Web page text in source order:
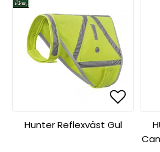
Lägg
Hunter Reflexväst Gul